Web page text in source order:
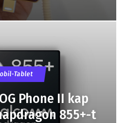
Tablet
Phone II kap
855+-t